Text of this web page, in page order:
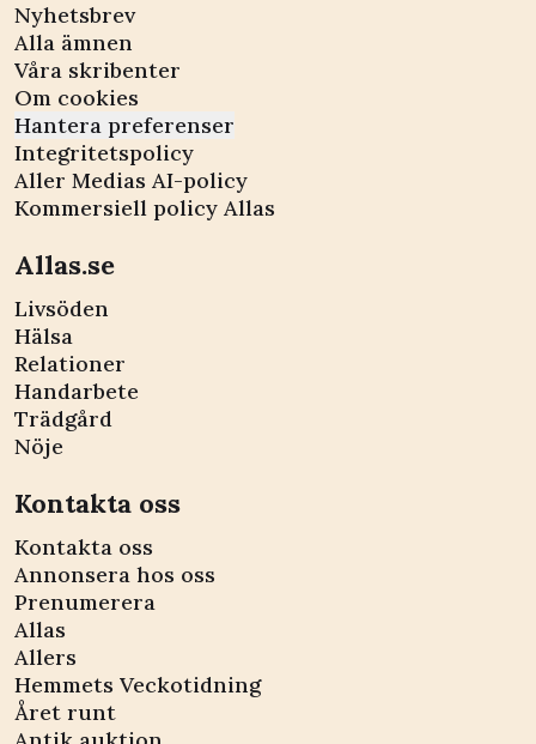
Nyhetsbrev
Alla ämnen
Våra skribenter
Om cookies
Hantera preferenser
Integritetspolicy
Aller Medias AI-policy
Kommersiell policy Allas
Allas.se
Livsöden
Hälsa
Relationer
Handarbete
Trädgård
Nöje
Kontakta oss
Kontakta oss
Annonsera hos oss
Prenumerera
Allas
Allers
Hemmets Veckotidning
Året runt